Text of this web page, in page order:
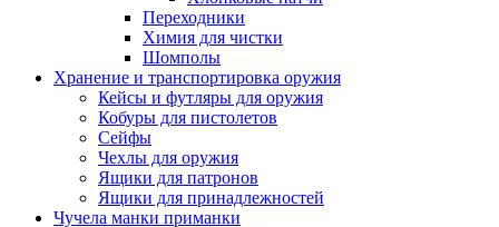
Переходники
Химия для чистки
Шомполы
Хранение и транспортировка оружия
Кейсы и футляры для оружия
Кобуры для пистолетов
Сейфы
Чехлы для оружия
Ящики для патронов
Ящики для принадлежностей
Чучела манки приманки